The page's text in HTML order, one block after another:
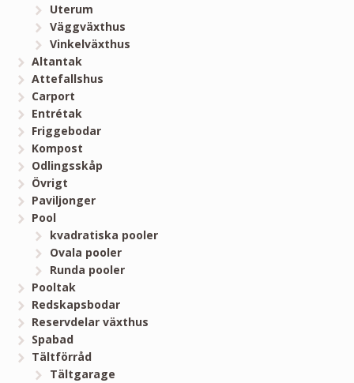
Uterum
Väggväxthus
Vinkelväxthus
Altantak
Attefallshus
Carport
Entrétak
Friggebodar
Kompost
Odlingsskåp
Övrigt
Paviljonger
Pool
kvadratiska pooler
Ovala pooler
Runda pooler
Pooltak
Redskapsbodar
Reservdelar växthus
Spabad
Tältförråd
Tältgarage